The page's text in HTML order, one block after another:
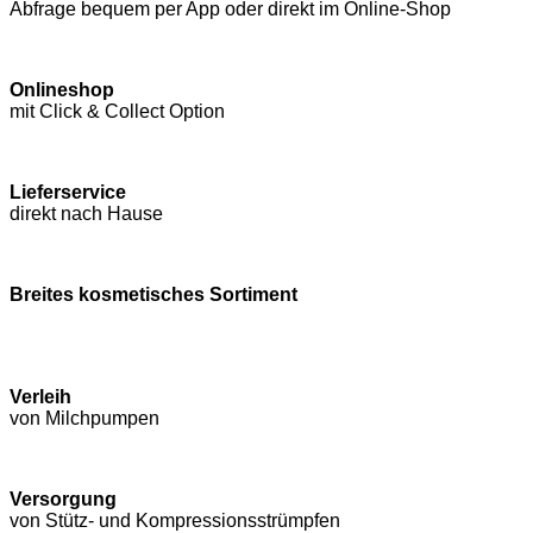
Abfrage bequem per App oder direkt im Online-Shop
Onlineshop
mit Click & Collect Option
Lieferservice
direkt nach Hause
Breites kosmetisches Sortiment
Verleih
von Milchpumpen
Versorgung
von Stütz- und Kompressions­strümpfen